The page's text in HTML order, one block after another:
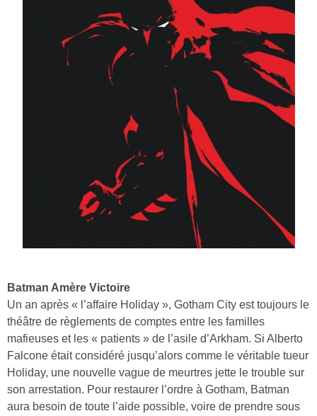
Batman Amère Victoire
Un an après « l’affaire Holiday », Gotham City est toujours le
théâtre de règlements de comptes entre les familles
mafieuses et les « patients » de l’asile d’Arkham. Si Alberto
Falcone était considéré jusqu’alors comme le véritable tueur
Holiday, une nouvelle vague de meurtres jette le trouble sur
son arrestation. Pour restaurer l’ordre à Gotham, Batman
aura besoin de toute l’aide possible, voire de prendre sous